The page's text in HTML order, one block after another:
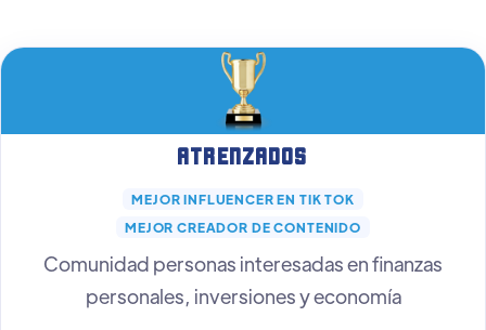
Atrenzados
MEJOR INFLUENCER EN TIK TOK
MEJOR CREADOR DE CONTENIDO
Comunidad personas interesadas en finanzas
personales, inversiones y economía